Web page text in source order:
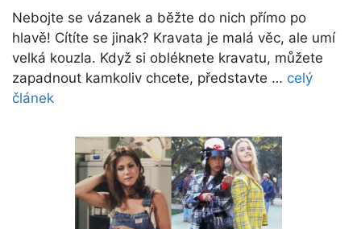
Nebojte se vázanek a běžte do nich přímo po
hlavě! Cítíte se jinak? Kravata je malá věc, ale umí
velká kouzla. Když si obléknete kravatu, můžete
zapadnout kamkoliv chcete, představte … celý
článek